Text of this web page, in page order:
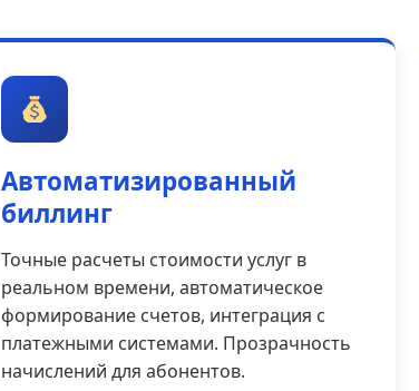
Автоматизированный
биллинг
Точные расчеты стоимости услуг в
реальном времени, автоматическое
формирование счетов, интеграция с
платежными системами. Прозрачность
начислений для абонентов.